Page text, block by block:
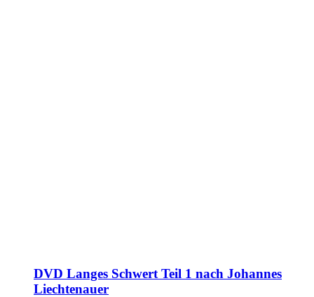
DVD Langes Schwert Teil 1 nach Johannes
Liechtenauer